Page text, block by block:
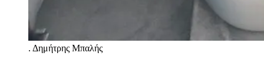
. Δημήτρης Μπαλής